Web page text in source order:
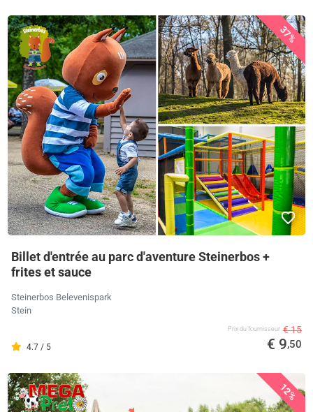
37%
Billet d'entrée au parc d'aventure Steinerbos +
frites et sauce
Steinerbos Belevenispark
Stein
4.7 / 5
Prix ​​du fournisseur € 15
€ 9,50
12%